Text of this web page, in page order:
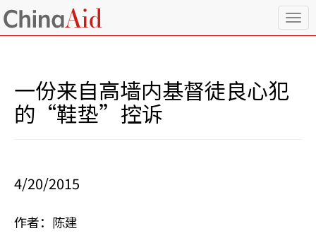
T
o
一份来自高墙内基督徒良心犯
的“鞋垫”控诉
4/20/2015
作者：陈建